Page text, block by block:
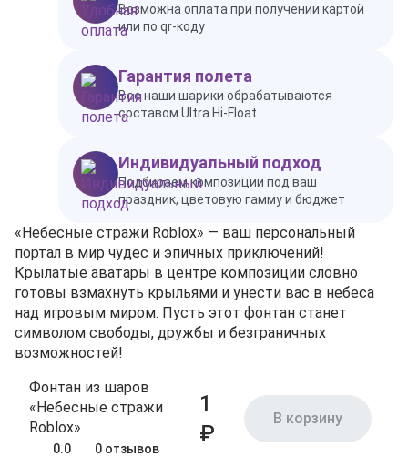
Возможна оплата при получении картой
или по qr-коду
Гарантия полета
Все наши шарики обрабатываются
составом Ultra Hi-Float
Индивидуальный подход
Подбираем композиции под ваш
праздник, цветовую гамму и бюджет
«Небесные стражи Roblox» — ваш персональный
портал в мир чудес и эпичных приключений!
Крылатые аватары в центре композиции словно
готовы взмахнуть крыльями и унести вас в небеса
над игровым миром. Пусть этот фонтан станет
символом свободы, дружбы и безграничных
возможностей!
Фонтан из шаров
«Небесные стражи
Roblox»
0.0 0 отзывов
1
₽
В корзину